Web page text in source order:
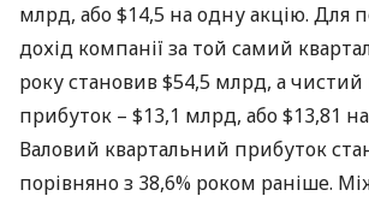
млрд, або $14,5 на одну акцію. Для
дохід компанії за той самий
року становив $54,5 млрд, а
прибуток – $13,1 млрд, або $13,81
Валовий квартальний прибуток
порівняно з 38,6% роком раніше.